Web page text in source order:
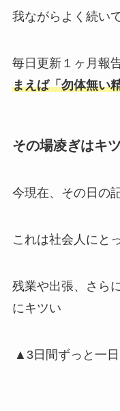
我ながらよく続い
毎日更新１ヶ月報
まえば「勿体無い
その場凌ぎはキ
今現在、その日の
これは社会人にと
残業や出張、さら
にキツい
▲3日間ずっと一